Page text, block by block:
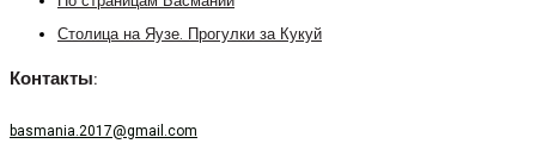
Столица на Яузе. Прогулки за Кукуй
Контакты:
basmania.2017@gmail.com